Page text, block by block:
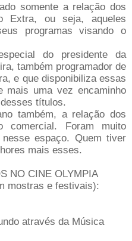
somente a relação dos
Extra, ou seja, aqueles
programas visando o
do presidente da
também programador de
e que disponibiliza essas
mais uma vez encaminho
títulos.
também, a relação dos
comercial. Foram muito
espaço. Quem tiver
mais esses.
NO CINE OLYMPIA
mostras e festivais):
através da Música